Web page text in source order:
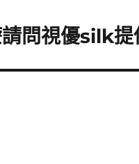
問視優silk